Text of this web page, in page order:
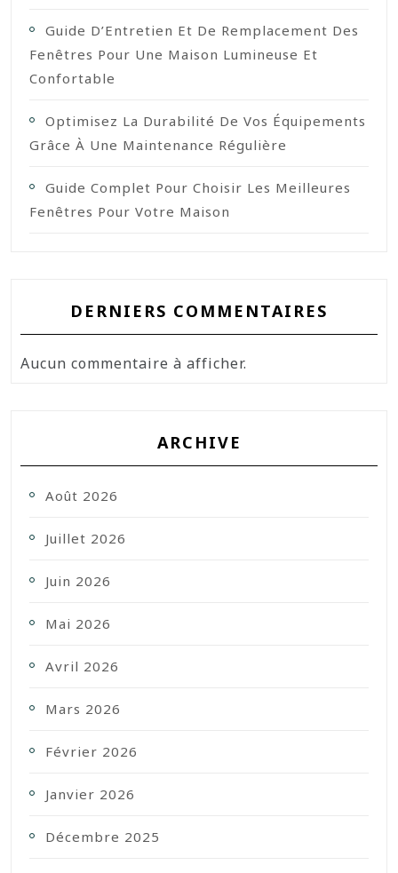
Guide D’Entretien Et De Remplacement Des
Fenêtres Pour Une Maison Lumineuse Et
Confortable
Optimisez La Durabilité De Vos Équipements
Grâce À Une Maintenance Régulière
Guide Complet Pour Choisir Les Meilleures
Fenêtres Pour Votre Maison
DERNIERS COMMENTAIRES
Aucun commentaire à afficher.
ARCHIVE
Août 2026
Juillet 2026
Juin 2026
Mai 2026
Avril 2026
Mars 2026
Février 2026
Janvier 2026
Décembre 2025